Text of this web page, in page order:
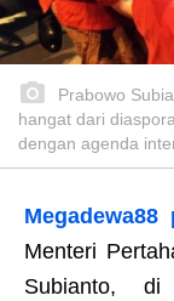
Prabowo
hangat dari
dengan agenda
Megadewa88
Menteri
Subianto,